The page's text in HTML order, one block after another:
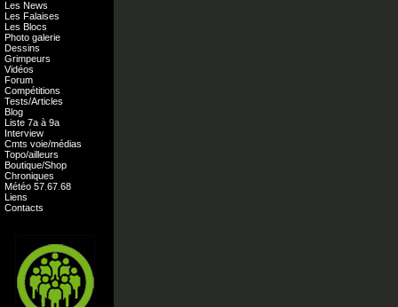
Les News
Les Falaises
Les Blocs
Photo galerie
Dessins
Grimpeurs
Vidéos
Forum
Compétitions
Tests/Articles
Blog
Liste 7a à 9a
Interview
Cmts voie/médias
Topo/ailleurs
Boutique/Shop
Chroniques
Météo 57 67 68
Liens
Contacts